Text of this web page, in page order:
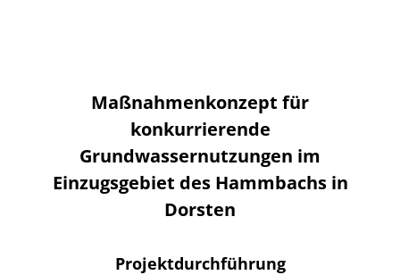
Maßnahmenkonzept für
konkurrierende
Grundwassernutzungen im
Einzugsgebiet des Hammbachs in
Dorsten
Projektdurchführung